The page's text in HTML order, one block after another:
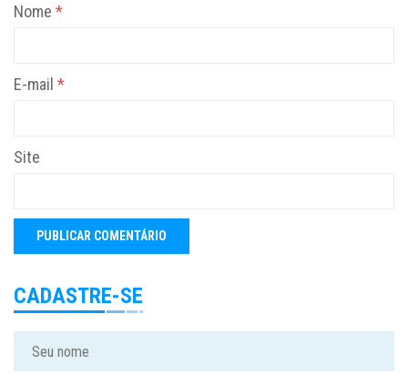
Nome *
E-mail *
Site
CADASTRE-SE